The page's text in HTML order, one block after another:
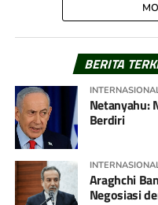
BERITA
Netanyahu:
Berdiri
Araghchi
Negosiasi